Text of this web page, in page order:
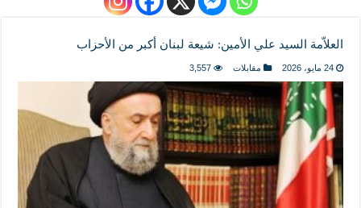
العلاّمة السيد علي الأمين: شيعة لبنان أكبر من الأحزاب
24 مايو، 2026 مقابلات 3,557